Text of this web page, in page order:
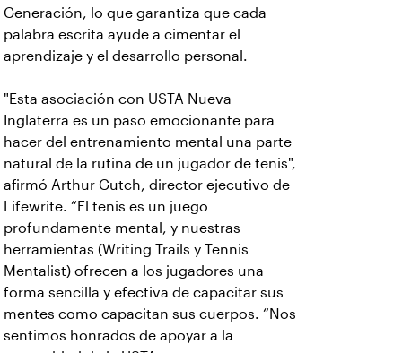
Generación, lo que garantiza que cada
palabra escrita ayude a cimentar el
aprendizaje y el desarrollo personal.
"Esta asociación con USTA Nueva
Inglaterra es un paso emocionante para
hacer del entrenamiento mental una parte
natural de la rutina de un jugador de tenis",
afirmó Arthur Gutch, director ejecutivo de
Lifewrite. “El tenis es un juego
profundamente mental, y nuestras
herramientas (Writing Trails y Tennis
Mentalist) ofrecen a los jugadores una
forma sencilla y efectiva de capacitar sus
mentes como capacitan sus cuerpos. “Nos
sentimos honrados de apoyar a la